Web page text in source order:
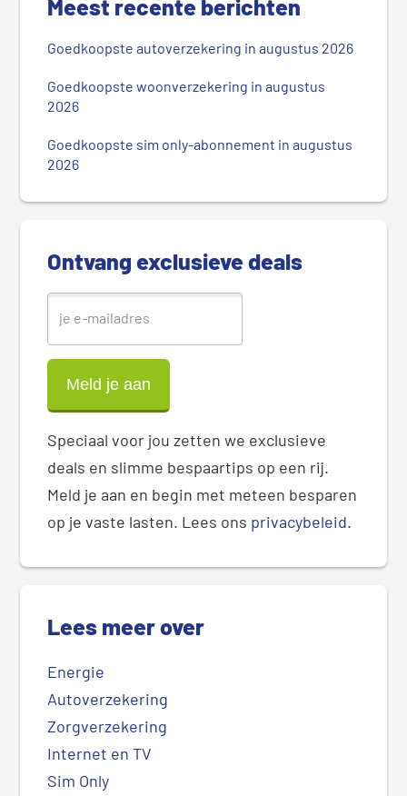
d
Meest recente berichten
Goedkoopste autoverzekering in augustus 2026
Goedkoopste woonverzekering in augustus
2026
Goedkoopste sim only-abonnement in augustus
2026
Ontvang exclusieve deals
Speciaal voor jou zetten we exclusieve
deals en slimme bespaartips op een rij.
Meld je aan en begin met meteen besparen
op je vaste lasten. Lees ons privacybeleid.
Lees meer over
Energie
Autoverzekering
Zorgverzekering
Internet en TV
Sim Only